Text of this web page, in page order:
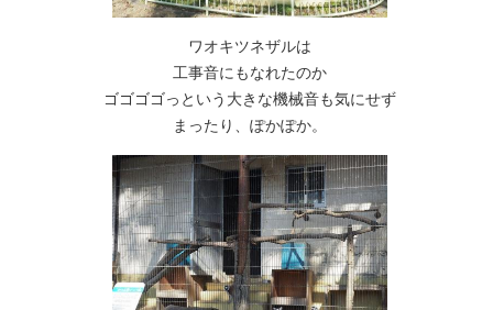
ワオキツネザルは
工事音にもなれたのか
ゴゴゴゴっという大きな機械音も気にせず
まったり、ぽかぽか。